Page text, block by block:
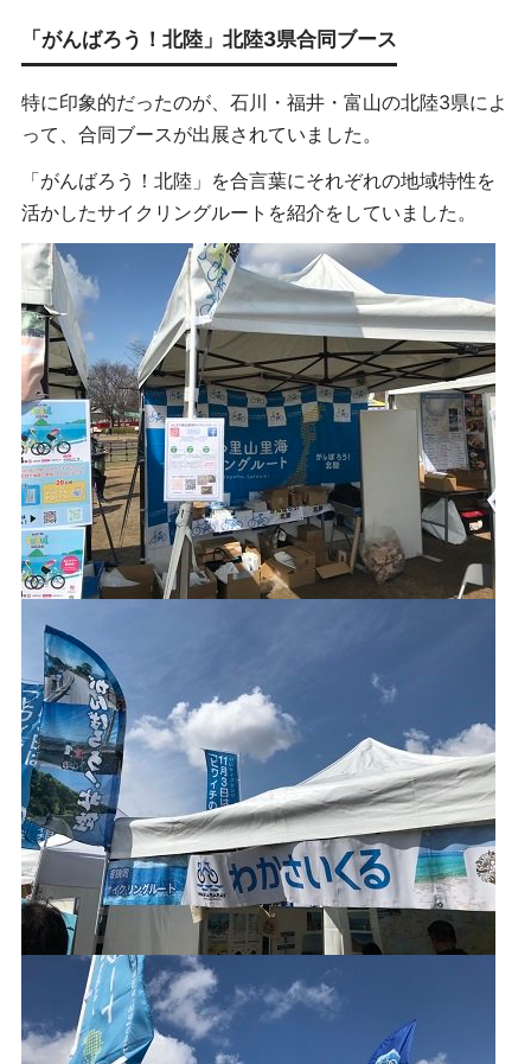
「がんばろう！北陸」北陸3県合同ブース
特に印象的だったのが、石川・福井・富山の北陸3県によ
って、合同ブースが出展されていました。
「がんばろう！北陸」を合言葉にそれぞれの地域特性を
活かしたサイクリングルートを紹介をしていました。